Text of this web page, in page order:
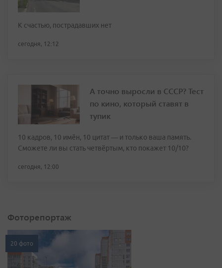
К счастью, пострадавших нет
сегодня, 12:12
А точно выросли в СССР? Тест
по кино, который ставят в
тупик
10 кадров, 10 имён, 10 цитат — и только ваша память.
Сможете ли вы стать четвёртым, кто покажет 10/10?
сегодня, 12:00
Фоторепортаж
20 фото